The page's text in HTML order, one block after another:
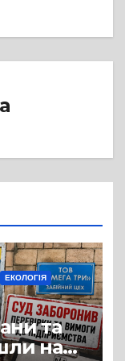
ЕКОЛОГІЯ
та
на